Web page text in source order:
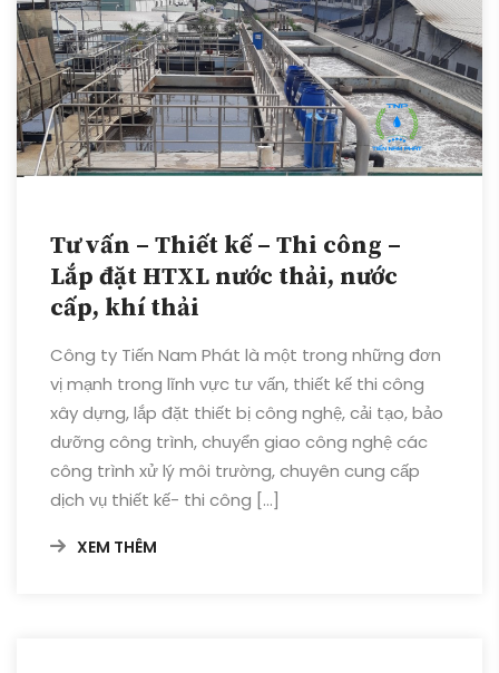
Tư vấn – Thiết kế – Thi công –
Lắp đặt HTXL nước thải, nước
cấp, khí thải
Công ty Tiến Nam Phát là một trong những đơn
vị mạnh trong lĩnh vực tư vấn, thiết kế thi công
xây dựng, lắp đặt thiết bị công nghệ, cải tạo, bảo
dưỡng công trình, chuyển giao công nghệ các
công trình xử lý môi trường, chuyên cung cấp
dịch vụ thiết kế- thi công […]
XEM THÊM